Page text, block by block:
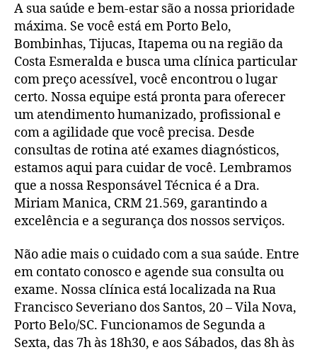
A sua saúde e bem-estar são a nossa prioridade
máxima. Se você está em Porto Belo,
Bombinhas, Tijucas, Itapema ou na região da
Costa Esmeralda e busca uma clínica particular
com preço acessível, você encontrou o lugar
certo. Nossa equipe está pronta para oferecer
um atendimento humanizado, profissional e
com a agilidade que você precisa. Desde
consultas de rotina até exames diagnósticos,
estamos aqui para cuidar de você. Lembramos
que a nossa Responsável Técnica é a Dra.
Miriam Manica, CRM 21.569, garantindo a
excelência e a segurança dos nossos serviços.
Não adie mais o cuidado com a sua saúde. Entre
em contato conosco e agende sua consulta ou
exame. Nossa clínica está localizada na Rua
Francisco Severiano dos Santos, 20 – Vila Nova,
Porto Belo/SC. Funcionamos de Segunda a
Sexta, das 7h às 18h30, e aos Sábados, das 8h às